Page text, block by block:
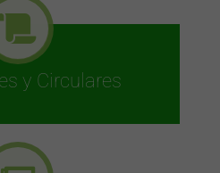
y Circulares